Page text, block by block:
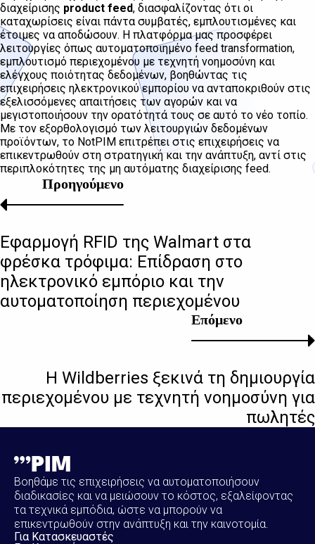
διαχείρισης product feed, διασφαλίζοντας ότι οι
καταχωρίσεις είναι πάντα συμβατές, εμπλουτισμένες και
έτοιμες να αποδώσουν. Η πλατφόρμα μας προσφέρει
λειτουργίες όπως αυτοματοποιημένο feed transformation,
εμπλουτισμό περιεχομένου με τεχνητή νοημοσύνη και
ελέγχους ποιότητας δεδομένων, βοηθώντας τις
επιχειρήσεις ηλεκτρονικού εμπορίου να ανταποκριθούν στις
εξελισσόμενες απαιτήσεις των αγορών και να
μεγιστοποιήσουν την ορατότητά τους σε αυτό το νέο τοπίο.
Με τον εξορθολογισμό των λειτουργιών δεδομένων
προϊόντων, το NotPIM επιτρέπει στις επιχειρήσεις να
επικεντρωθούν στη στρατηγική και την ανάπτυξη, αντί στις
περιπλοκότητες της μη αυτόματης διαχείρισης feed.
Επόμενο
Η Wildberries ξεκινά τη δημιουργία
περιεχομένου με τεχνητή νοημοσύνη για
πωλητές
Προηγούμενο
Εφαρμογή RFID της Walmart στα
φρέσκα τρόφιμα: Επίδραση στο
ηλεκτρονικό εμπόριο και την
αυτοματοποίηση περιεχομένου
Βοηθάμε τις επιχειρήσεις να αυτοματοποιήσουν
διαδικασίες και να μειώσουν το κόστος, εξαλείφοντας
τα τεχνικά εμπόδια, ώστε να μπορούν να
επικεντρωθούν στην ανάπτυξη και την καινοτομία.
Για Κατασκευαστές